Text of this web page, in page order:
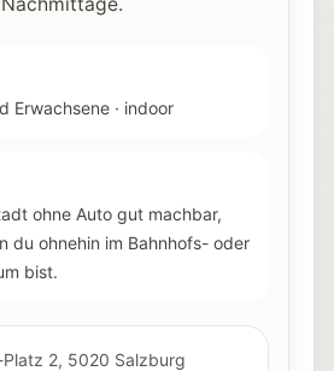
Erwachsene · indoor
ohne Auto gut machbar,
du ohnehin im Bahnhofs- oder
bist.
2, 5020 Salzburg